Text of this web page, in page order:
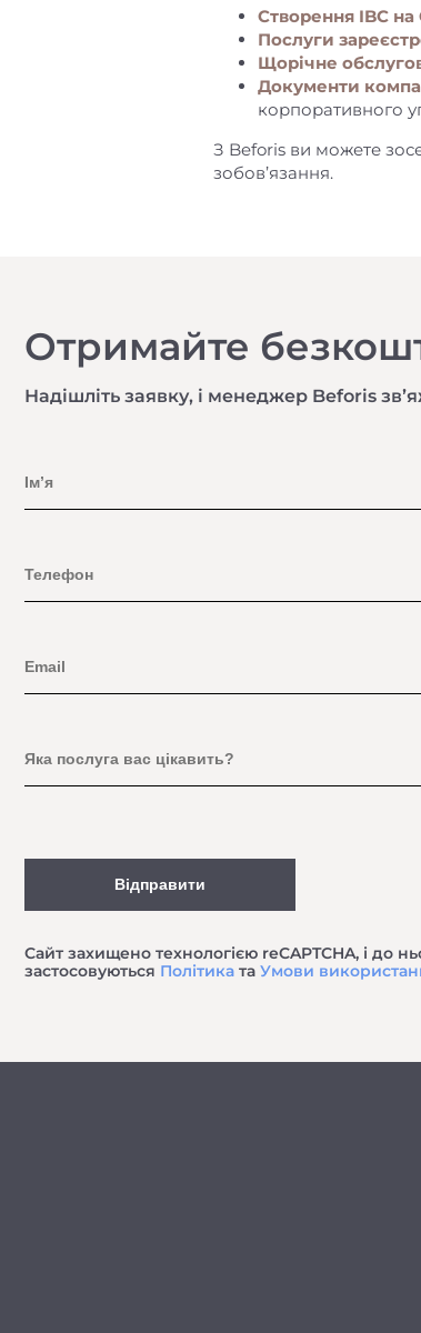
Створення IBC
Послуги
Щорічне
Документи
корпоративного
З Beforis ви можете
зобов’язання.
Отримайте
Надішліть заявку, і менеджер Beforis
Відправити
Сайт захищено технологією reCAPTCHA, і до
застосовуються Політика та Умови